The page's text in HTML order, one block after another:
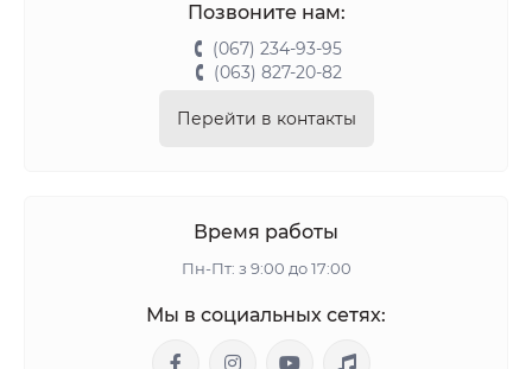
Позвоните нам:
(067) 234-93-95
(063) 827-20-82
Перейти в контакты
Время работы
Пн-Пт: з 9:00 до 17:00
Мы в социальных сетях: